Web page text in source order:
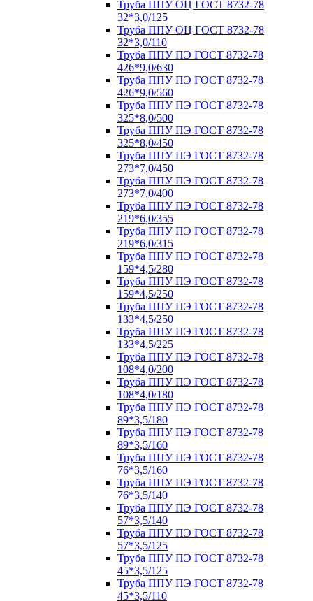
Труба ППУ ОЦ ГОСТ 8732-78
32*3,0/125
Труба ППУ ОЦ ГОСТ 8732-78
32*3,0/110
Труба ППУ ПЭ ГОСТ 8732-78
426*9,0/630
Труба ППУ ПЭ ГОСТ 8732-78
426*9,0/560
Труба ППУ ПЭ ГОСТ 8732-78
325*8,0/500
Труба ППУ ПЭ ГОСТ 8732-78
325*8,0/450
Труба ППУ ПЭ ГОСТ 8732-78
273*7,0/450
Труба ППУ ПЭ ГОСТ 8732-78
273*7,0/400
Труба ППУ ПЭ ГОСТ 8732-78
219*6,0/355
Труба ППУ ПЭ ГОСТ 8732-78
219*6,0/315
Труба ППУ ПЭ ГОСТ 8732-78
159*4,5/280
Труба ППУ ПЭ ГОСТ 8732-78
159*4,5/250
Труба ППУ ПЭ ГОСТ 8732-78
133*4,5/250
Труба ППУ ПЭ ГОСТ 8732-78
133*4,5/225
Труба ППУ ПЭ ГОСТ 8732-78
108*4,0/200
Труба ППУ ПЭ ГОСТ 8732-78
108*4,0/180
Труба ППУ ПЭ ГОСТ 8732-78
89*3,5/180
Труба ППУ ПЭ ГОСТ 8732-78
89*3,5/160
Труба ППУ ПЭ ГОСТ 8732-78
76*3,5/160
Труба ППУ ПЭ ГОСТ 8732-78
76*3,5/140
Труба ППУ ПЭ ГОСТ 8732-78
57*3,5/140
Труба ППУ ПЭ ГОСТ 8732-78
57*3,5/125
Труба ППУ ПЭ ГОСТ 8732-78
45*3,5/125
Труба ППУ ПЭ ГОСТ 8732-78
45*3,5/110